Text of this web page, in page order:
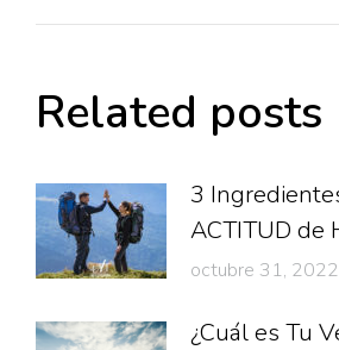
Related posts
3
ACTITUD de
octubre 31, 2022
¿Cuál es Tu